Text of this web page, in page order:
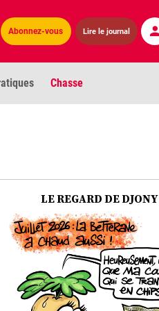
Abonnez-vous Lire le journal
Chasse
Biocarburants
Environnement
Vidéos
Contact
LE REGARD DE DJONY